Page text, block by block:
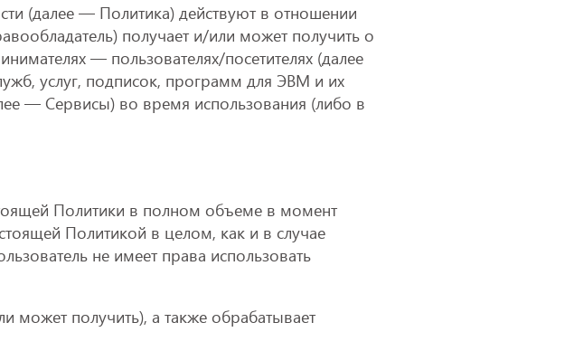
(далее — Политика) действуют в отношении
получает и/или может получить о
— пользователях/посетителях (далее
услуг, подписок, программ для ЭВМ и их
— Сервисы) во время использования (либо в
Политики в полном объеме в момент
Политикой в целом, как и в случае
не имеет права использовать
может получить), а также обрабатывает